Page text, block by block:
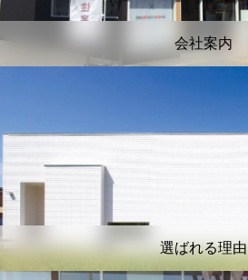
会社案内
選ばれる理由